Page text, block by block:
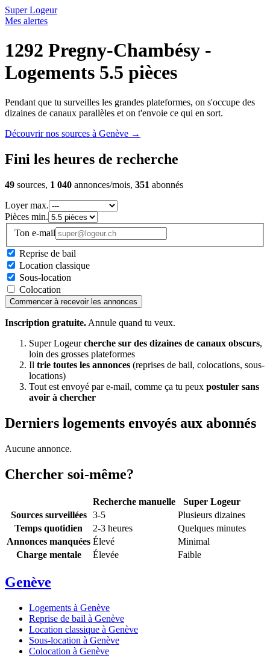
Super Logeur
Mes alertes
1292 Pregny-Chambésy -
Logements 5.5 pièces
Pendant que tu surveilles les grandes plateformes, on s'occupe des
dizaines de canaux parallèles et on t'envoie ce qui en sort.
Découvrir nos sources à Genève →
Fini les heures de recherche
49 sources, 1 040 annonces/mois, 351 abonnés
Loyer max.
Pièces min.
Ton e-mail
Reprise de bail
Location classique
Sous-location
Colocation
Commencer à recevoir les annonces
Inscription gratuite. Annule quand tu veux.
Super Logeurcherche sur des dizaines de canaux obscurs,
loin des grosses plateformes
Il trie toutes les annonces (reprises de bail, colocations, sous-
locations)
Tout est envoyé par e-mail, comme ça tu peux postuler sans
avoir à chercher
Derniers logements envoyés aux abonnés
Aucune annonce.
Chercher soi-même?
Recherche manuelle
Super Logeur
Sources surveillées
3-5
Plusieurs dizaines
Temps quotidien
2-3 heures
Quelques minutes
Annonces manquées Élevé
Minimal
Charge mentale
Élevée Faible
Genève
Logements à Genève
Reprise de bail à Genève
Location classique à Genève
Sous-location à Genève
Colocation à Genève